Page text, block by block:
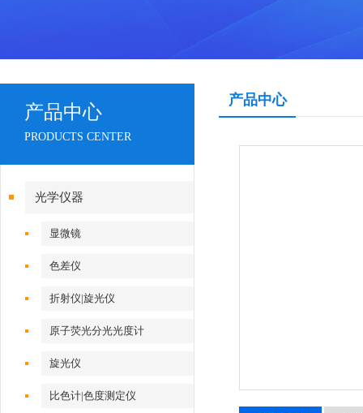
产品中心
PRODUCTS CENTER
光学仪器
显微镜
色差仪
折射仪|旋光仪
原子荧光分光光度计
旋光仪
比色计|色度测定仪
产品中心